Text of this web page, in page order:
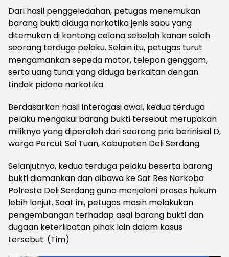
Dari hasil penggeledahan, petugas menemukan
barang bukti diduga narkotika jenis sabu yang
ditemukan di kantong celana sebelah kanan salah
seorang terduga pelaku. Selain itu, petugas turut
mengamankan sepeda motor, telepon genggam,
serta uang tunai yang diduga berkaitan dengan
tindak pidana narkotika.
Berdasarkan hasil interogasi awal, kedua terduga
pelaku mengakui barang bukti tersebut merupakan
miliknya yang diperoleh dari seorang pria berinisial D,
warga Percut Sei Tuan, Kabupaten Deli Serdang.
Selanjutnya, kedua terduga pelaku beserta barang
bukti diamankan dan dibawa ke Sat Res Narkoba
Polresta Deli Serdang guna menjalani proses hukum
lebih lanjut. Saat ini, petugas masih melakukan
pengembangan terhadap asal barang bukti dan
dugaan keterlibatan pihak lain dalam kasus
tersebut. (Tim)